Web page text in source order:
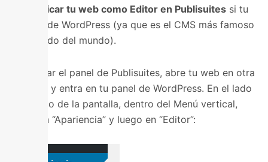
verificar tu web como Editor en Publisuites si tu
web es de WordPress (ya que es el CMS más famoso
y utilizado del mundo).
Sin cerrar el panel de Publisuites, abre tu web en otra
pestaña y entra en tu panel de WordPress. En el lado
izquierdo de la pantalla, dentro del Menú vertical,
entra en “Apariencia” y luego en “Editor”: